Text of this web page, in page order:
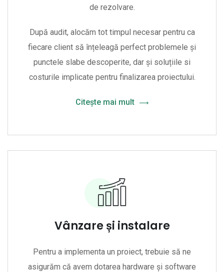
de rezolvare.
După audit, alocăm tot timpul necesar pentru ca
fiecare client să înțeleagă perfect problemele și
punctele slabe descoperite, dar și soluțiile si
costurile implicate pentru finalizarea proiectului.
Citește mai mult
Vânzare și instalare
Pentru a implementa un proiect, trebuie să ne
asigurăm că avem dotarea hardware și software